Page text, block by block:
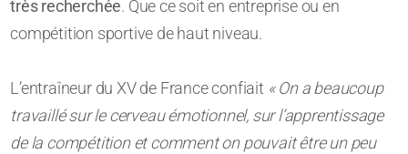
très recherchée. Que ce soit en entreprise ou en
compétition sportive de haut niveau.
L’entraîneur du XV de France confiait « On a beaucoup
travaillé sur le cerveau émotionnel, sur l’apprentissage
de la compétition et comment on pouvait être un peu